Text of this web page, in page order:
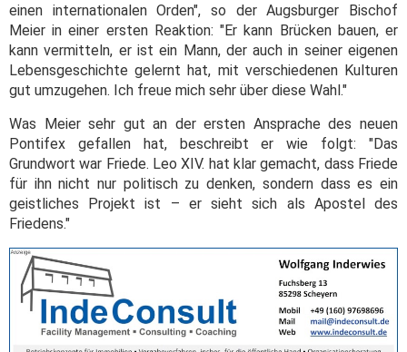
einen internationalen Orden", so der Augsburger Bischof
Meier in einer ersten Reaktion: "Er kann Brücken bauen, er
kann vermitteln, er ist ein Mann, der auch in seiner eigenen
Lebensgeschichte gelernt hat, mit verschiedenen Kulturen
gut umzugehen. Ich freue mich sehr über diese Wahl."
Was Meier sehr gut an der ersten Ansprache des neuen
Pontifex gefallen hat, beschreibt er wie folgt: "Das
Grundwort war Friede. Leo XIV. hat klar gemacht, dass Friede
für ihn nicht nur politisch zu denken, sondern dass es ein
geistliches Projekt ist – er sieht sich als Apostel des
Friedens."